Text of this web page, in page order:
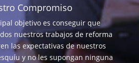
Compromiso
objetivo es conseguir que
nuestros trabajos de reforma
las expectativas de nuestros
y no les supongan ninguna